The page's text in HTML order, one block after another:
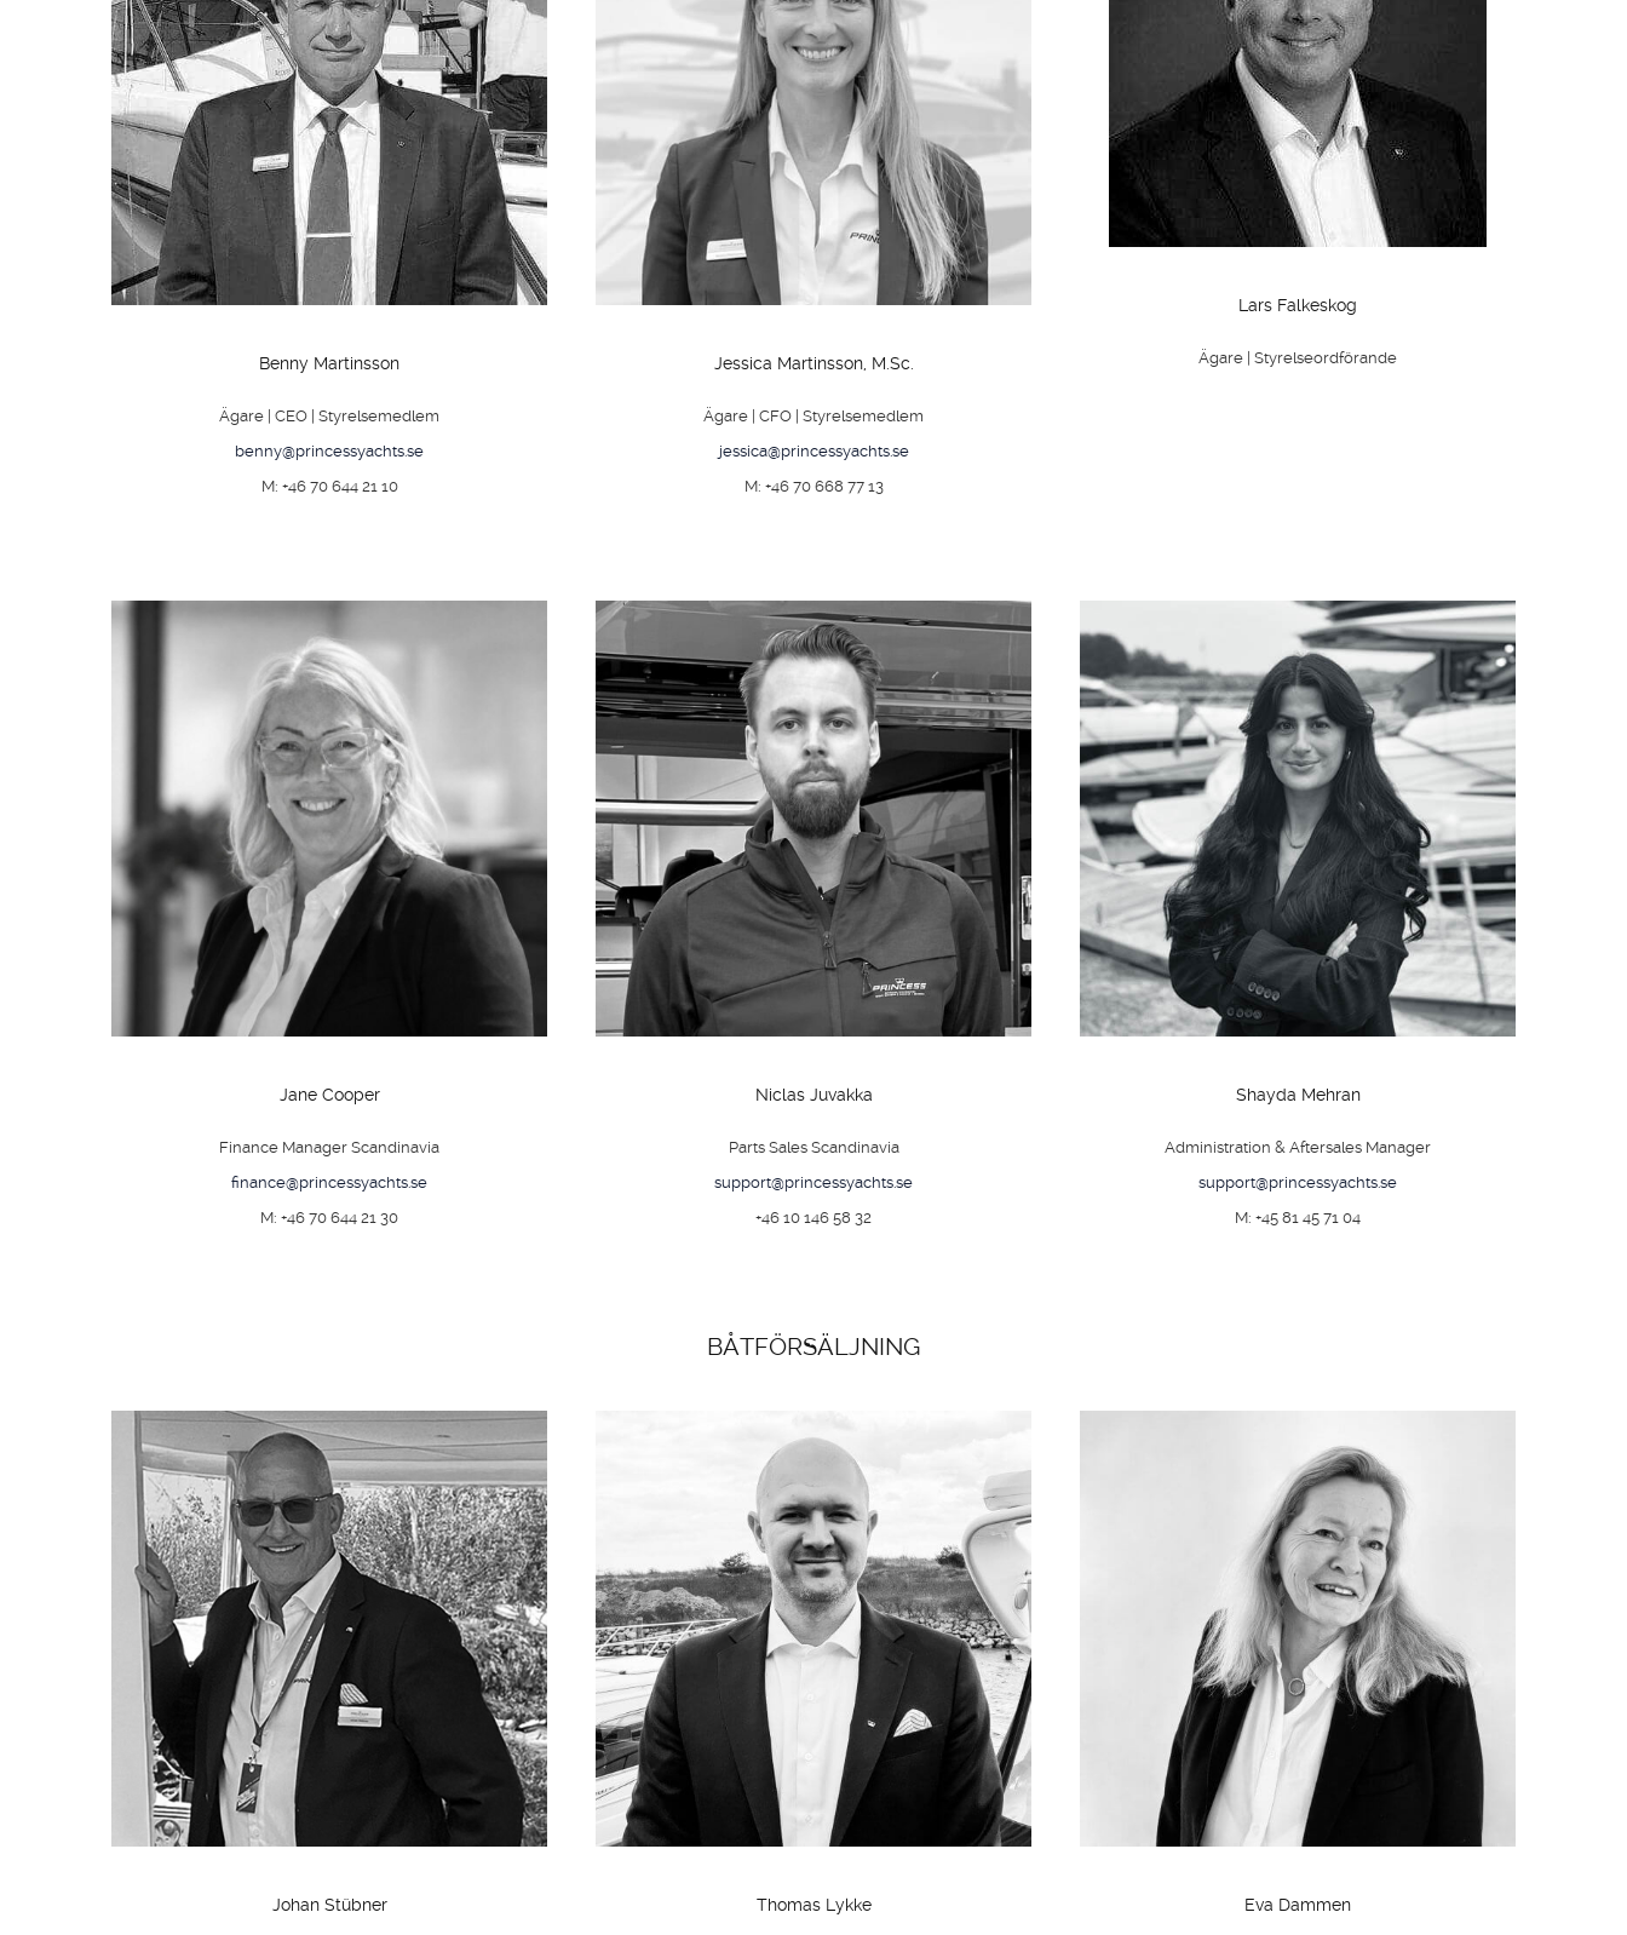
Benny Martinsson
Ägare | CEO | Styrelsemedlem
benny@princessyachts.se
M: +46 70 644 21 10
Jessica Martinsson, M.Sc.
Ägare | CFO | Styrelsemedlem
jessica@princessyachts.se
M: +46 70 668 77 13
Lars Falkeskog
Ägare | Styrelseordförande
Jane Cooper
Finance Manager Scandinavia
finance@princessyachts.se
M: +46 70 644 21 30
Niclas Juvakka
Parts Sales Scandinavia
support@princessyachts.se
+46 10 146 58 32
Shayda Mehran
Administration & Aftersales Manager
support@princessyachts.se
M: +45 81 45 71 04
BÅTFÖRSÄLJNING
Johan Stübner Thomas Lykke Eva Dammen
BÅTAR
MARINOR
TJANSTER
NYHETER
EVENT
DESIGN STUDIO
TILL SALU
SHOP
KONTAKT